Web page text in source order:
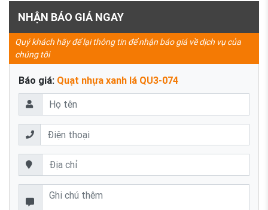
NHẬN BÁO GIÁ NGAY
Quý khách hãy để lại thông tin để nhận báo giá về dịch vụ của
chúng tôi
Báo giá: Quạt nhựa xanh lá QU3-074